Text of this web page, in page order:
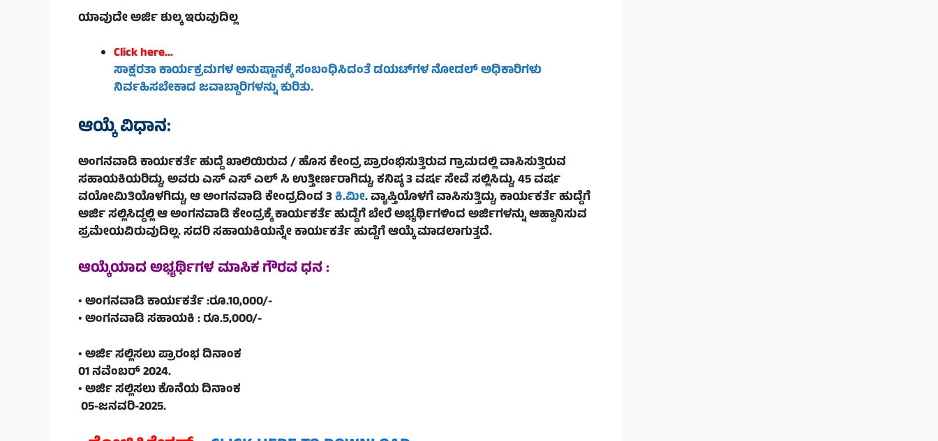
ಯಾವುದೇ ಅರ್ಜಿ ಶುಲ್ಕ ಇರುವುದಿಲ್ಲ
Click here…
ಸಾಕ್ಷರತಾ ಕಾರ್ಯಕ್ರಮಗಳ ಅನುಷ್ಟಾನಕ್ಕೆ ಸಂಬಂಧಿಸಿದಂತೆ ಡಯಟ್‌ಗಳ ನೋಡಲ್ ಅಧಿಕಾರಿಗಳು
ನಿರ್ವಹಿಸಬೇಕಾದ ಜವಾಬ್ದಾರಿಗಳನ್ನು ಕುರಿತು.
ಆಯ್ಕೆ ವಿಧಾನ:
ಅಂಗನವಾಡಿ ಕಾರ್ಯಕರ್ತೆ ಹುದ್ದೆ ಖಾಲಿಯಿರುವ / ಹೊಸ ಕೇಂದ್ರ ಪ್ರಾರಂಭಿಸುತ್ತಿರುವ ಗ್ರಾಮದಲ್ಲಿ ವಾಸಿಸುತ್ತಿರುವ
ಸಹಾಯಕಿಯರಿದ್ದು, ಅವರು ಎಸ್ ಎಸ್ ಎಲ್ ಸಿ ಉತ್ತೀರ್ಣರಾಗಿದ್ದು, ಕನಿಷ್ಠ 3 ವ‍ರ್ಷ ಸೇವೆ ಸಲ್ಲಿಸಿದ್ದು, 45 ವರ್ಷ
ವಯೋಮಿತಿಯೊಳಗಿದ್ದು, ಆ ಅಂಗನವಾಡಿ ಕೇಂದ್ರದಿಂದ 3ಕಿ.ಮೀ. ವ್ಯಾಪ್ತಿಯೊಳಗೆ ವಾಸಿಸುತ್ತಿದ್ದು, ಕಾರ್ಯಕರ್ತೆ ಹುದ್ದೆಗೆ
ಅರ್ಜಿ ಸಲ್ಲಿಸಿದ್ದಲ್ಲಿ ಆ ಅಂಗನವಾಡಿ ಕೇಂದ್ರಕ್ಕೆ ಕಾರ್ಯಕರ್ತೆ ಹುದ್ದೆಗೆ ಬೇರೆ ಅಭ್ಯರ್ಥಿಗಳಿಂದ ಅರ್ಜಿಗಳನ್ನು ಆಹ್ವಾನಿಸುವ
ಪ್ರಮೇಯವಿರುವುದಿಲ್ಲ. ಸದರಿ ಸಹಾಯಕಿಯನ್ನೇ ಕಾರ್ಯಕರ್ತೆ ಹುದ್ದೆಗೆ ಆಯ್ಕೆ ಮಾಡಲಾಗುತ್ತದೆ.
ಆಯ್ಕೆಯಾದ ಅಭ್ಯರ್ಥಿಗಳ ಮಾಸಿಕ ಗೌರವ ಧನ :
• ಅಂಗನವಾಡಿ ಕಾರ್ಯಕರ್ತೆ :ರೂ.10,000/-
• ಅಂಗನವಾಡಿ ಸಹಾಯಕಿ : ರೂ.5,000/-
• ಅರ್ಜಿ ಸಲ್ಲಿಸಲು ಪ್ರಾರಂಭ ದಿನಾಂಕ
01 ನವೆಂಬರ್ 2024.
• ಅರ್ಜಿ ಸಲ್ಲಿಸಲು ಕೊನೆಯ ದಿನಾಂಕ
05-ಜನವರಿ-2025.